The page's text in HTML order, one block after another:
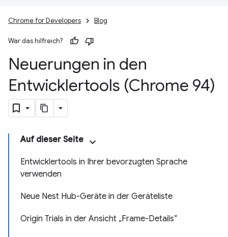
Chrome for Developers Blog
War das hilfreich?
Neuerungen in den
Entwicklertools (Chrome 94)
Auf dieser Seite
Entwicklertools in Ihrer bevorzugten Sprache
verwenden
Neue Nest Hub-Geräte in der Geräteliste
Origin Trials in der Ansicht „Frame-Details“